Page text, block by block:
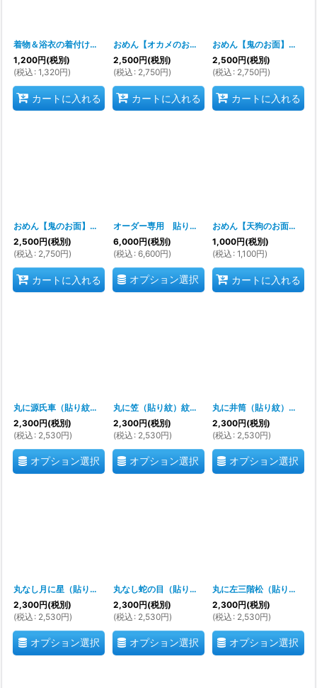
着物＆浴衣の着付けに必須！「男〆」男性用着物ベルト（ゴム製ウエストベルト紺色 男締め）
1,200円(税別)
(税込 : 1,320円)
カートに入れる
おめん【オカメのお面】伝統の咥えめん おかめバージョン
2,500円(税別)
(税込 : 2,750円)
カートに入れる
おめん【鬼のお面】くわえ面 青 本格的な日舞に使う面
2,500円(税別)
(税込 : 2,750円)
カートに入れる
おめん【鬼のお面】舞台用 咥える面 本格的な日舞に使う面 [nm9059-01
2,500円(税別)
(税込 : 2,750円)
カートに入れる
オーダー専用 貼り付け紋（貼り紋）紋のシール６枚１組
6,000円(税別)
(税込 : 6,600円)
オプション選択
おめん【天狗のお面】小 園児用
1,000円(税別)
(税込 : 1,100円)
カートに入れる
丸に源氏車（貼り紋）紋のシール [700070 ]
2,300円(税別)
(税込 : 2,530円)
オプション選択
丸に笠（貼り紋）紋のシール [700069]
2,300円(税別)
(税込 : 2,530円)
オプション選択
丸に井筒（貼り紋）紋のシール
2,300円(税別)
(税込 : 2,530円)
オプション選択
丸なし月に星（貼り紋）紋のシール [700067]
2,300円(税別)
(税込 : 2,530円)
オプション選択
丸なし蛇の目（貼り紋）紋のシール [700066 ]
2,300円(税別)
(税込 : 2,530円)
オプション選択
丸に左三階松（貼り紋）紋のシール
2,300円(税別)
(税込 : 2,530円)
オプション選択